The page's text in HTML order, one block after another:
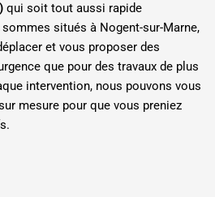
qui soit tout aussi rapide
situés à Nogent-sur-Marne,
et vous proposer des
que pour des travaux de plus
intervention, nous pouvons vous
mesure pour que vous preniez